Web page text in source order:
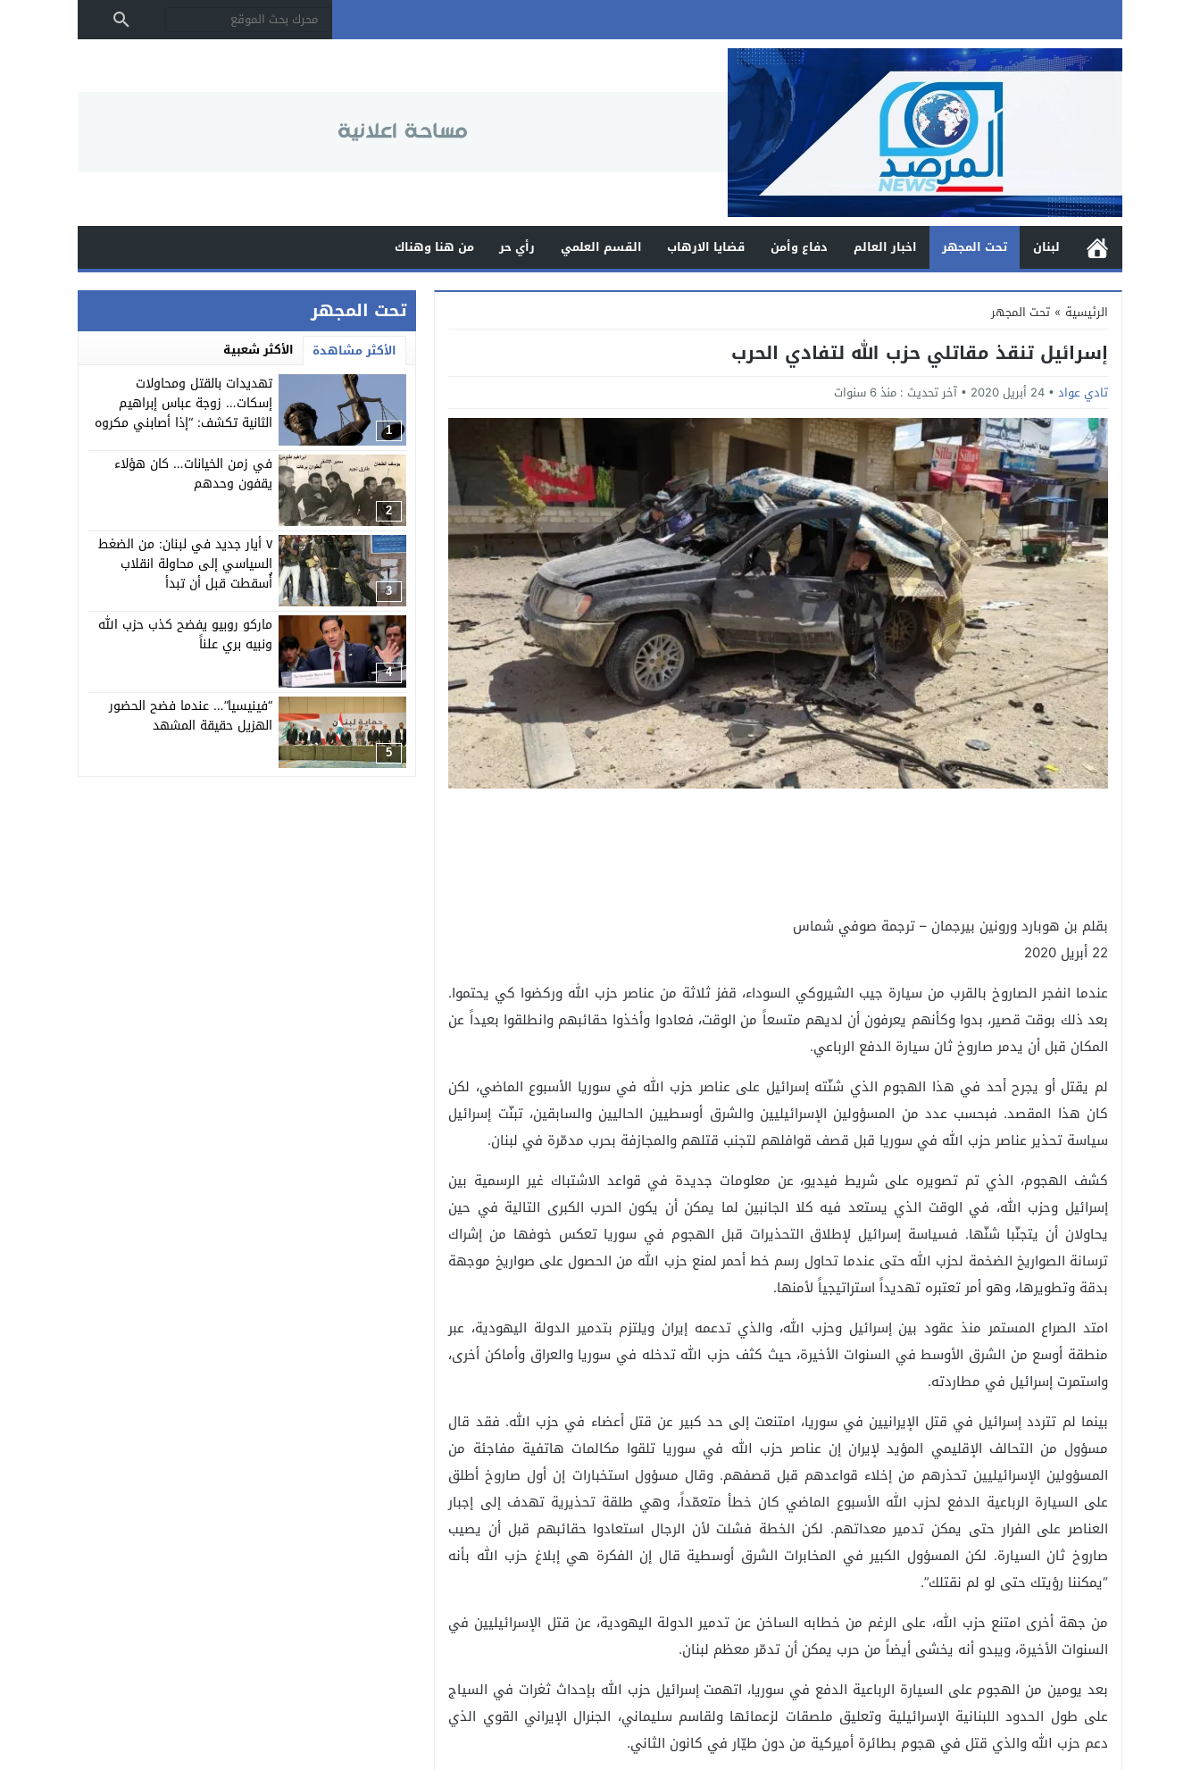
لبنان تحت المجهر اخبار العالم دفاع وأمن قضايا الارهاب القسم العلمي رأي حر من هنا وهناك
الرئيسية » تحت المجهر
إسرائيل تنقذ مقاتلي حزب الله لتفادي الحرب
تادي عواد 24 أبريل 2020 آخر تحديث : منذ 6 سنوات
بقلم بن هوبارد ورونين بيرجمان – ترجمة صوفي شماس
22 أبريل 2020
عندما انفجر الصاروخ بالقرب من سيارة جيب الشيروكي السوداء، قفز ثلاثة من عناصر حزب الله وركضوا كي يحتموا.
بعد ذلك بوقت قصير، بدوا وكأنهم يعرفون أن لديهم متسعاً من الوقت، فعادوا وأخذوا حقائبهم وانطلقوا بعيداً عن
المكان قبل أن يدمر صاروخ ثان سيارة الدفع الرباعي.
لم يقتل أو يجرح أحد في هذا الهجوم الذي شنّته إسرائيل على عناصر حزب الله في سوريا الأسبوع الماضي، لكن
كان هذا المقصد. فبحسب عدد من المسؤولين الإسرائيليين والشرق أوسطيين الحاليين والسابقين، تبنّت إسرائيل
سياسة تحذير عناصر حزب الله في سوريا قبل قصف قوافلهم لتجنب قتلهم والمجازفة بحرب مدمّرة في لبنان.
كشف الهجوم، الذي تم تصويره على شريط فيديو، عن معلومات جديدة في قواعد الاشتباك غير الرسمية بين
إسرائيل وحزب الله، في الوقت الذي يستعد فيه كلا الجانبين لما يمكن أن يكون الحرب الكبرى التالية في حين
يحاولان أن يتجنّبا شنّها. فسياسة إسرائيل لإطلاق التحذيرات قبل الهجوم في سوريا تعكس خوفها من إشراك
ترسانة الصواريخ الضخمة لحزب الله حتى عندما تحاول رسم خط أحمر لمنع حزب الله من الحصول على صواريخ موجهة
بدقة وتطويرها، وهو أمر تعتبره تهديداً استراتيجياً لأمنها.
امتد الصراع المستمر منذ عقود بين إسرائيل وحزب الله، والذي تدعمه إيران ويلتزم بتدمير الدولة اليهودية، عبر
منطقة أوسع من الشرق الأوسط في السنوات الأخيرة، حيث كثف حزب الله تدخله في سوريا والعراق وأماكن أخرى،
واستمرت إسرائيل في مطاردته.
بينما لم تتردد إسرائيل في قتل الإيرانيين في سوريا، امتنعت إلى حد كبير عن قتل أعضاء في حزب الله. فقد قال
مسؤول من التحالف الإقليمي المؤيد لإيران إن عناصر حزب الله في سوريا تلقوا مكالمات هاتفية مفاجئة من
المسؤولين الإسرائيليين تحذرهم من إخلاء قواعدهم قبل قصفهم. وقال مسؤول استخبارات إن أول صاروخ أطلق
على السيارة الرباعية الدفع لحزب الله الأسبوع الماضي كان خطأ متعمّداً، وهي طلقة تحذيرية تهدف إلى إجبار
العناصر على الفرار حتى يمكن تدمير معداتهم. لكن الخطة فشلت لأن الرجال استعادوا حقائبهم قبل أن يصيب
صاروخ ثان السيارة. لكن المسؤول الكبير في المخابرات الشرق أوسطية قال إن الفكرة هي إبلاغ حزب الله بأنه
“يمكننا رؤيتك حتى لو لم نقتلك”.
من جهة أخرى امتنع حزب الله، على الرغم من خطابه الساخن عن تدمير الدولة اليهودية، عن قتل الإسرائيليين في
السنوات الأخيرة، ويبدو أنه يخشى أيضاً من حرب يمكن أن تدمّر معظم لبنان.
بعد يومين من الهجوم على السيارة الرباعية الدفع في سوريا، اتهمت إسرائيل حزب الله بإحداث ثغرات في السياج
على طول الحدود اللبنانية الإسرائيلية وتعليق ملصقات لزعمائها ولقاسم سليماني، الجنرال الإيراني القوي الذي
دعم حزب الله والذي قتل في هجوم بطائرة أميركية من دون طيّار في كانون الثاني.
تحت المجهر
الأكثر مشاهدة الأكثر شعبية
1
تهديدات بالقتل ومحاولات
إسكات… زوجة عباس إبراهيم
الثانية تكشف: “إذا أصابني مكروه
2
في زمن الخيانات… كان هؤلاء
يقفون وحدهم
3
٧ أيار جديد في لبنان: من الضغط
السياسي إلى محاولة انقلاب
أُسقطت قبل أن تبدأ
4
ماركو روبيو يفضح كذب حزب الله
ونبيه بري علناً
5
“فينيسيا”… عندما فضح الحضور
الهزيل حقيقة المشهد